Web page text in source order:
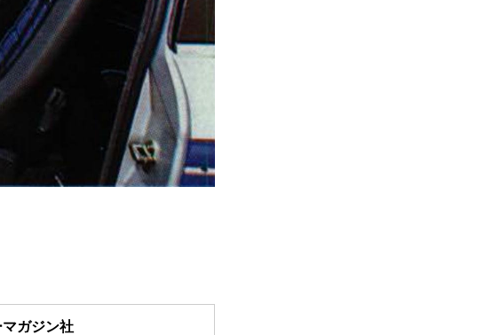
ガジン社